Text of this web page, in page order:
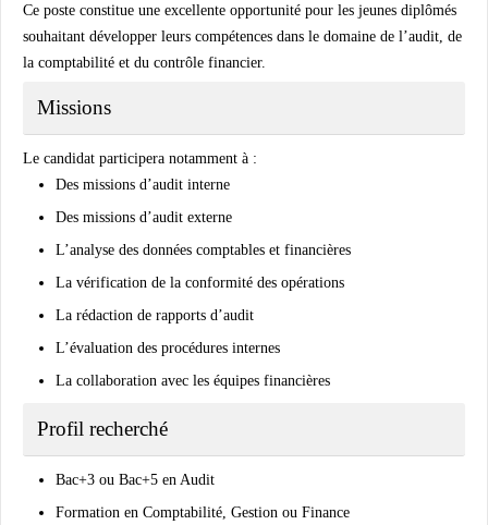
Ce poste constitue une excellente opportunité pour les jeunes diplômés
souhaitant développer leurs compétences dans le domaine de l’audit, de
la comptabilité et du contrôle financier.
Missions
Le candidat participera notamment à :
Des missions d’audit interne
Des missions d’audit externe
L’analyse des données comptables et financières
La vérification de la conformité des opérations
La rédaction de rapports d’audit
L’évaluation des procédures internes
La collaboration avec les équipes financières
Profil recherché
Bac+3 ou Bac+5 en Audit
Formation en Comptabilité, Gestion ou Finance